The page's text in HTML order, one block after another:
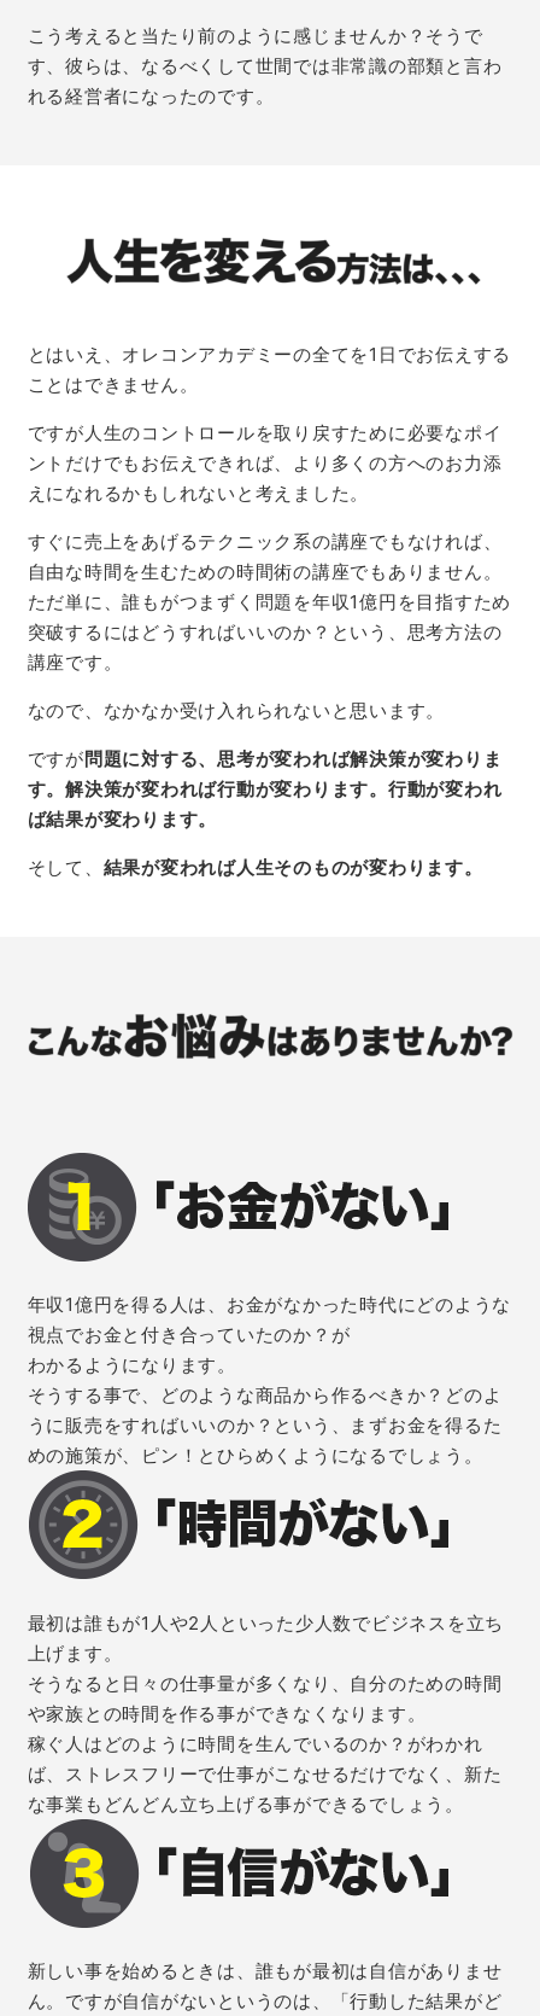
こう考えると当たり前のように感じませんか？ そうで
す、彼らは、なるべくして世間では非常識の部類と言わ
れる経営者になったのです。
とはいえ、オレコンアカデミーの全てを1日でお伝えする
ことはできません。
ですが人生のコントロールを取り戻すために必要なポイ
ントだけでもお伝えできれば、より多くの方へのお力添
えになれるかもしれないと考えました。
すぐに売上をあげるテクニック系の講座でもなければ、
自由な時間を生むための時間術の講座でもありません。
ただ単に、誰もがつまずく問題を年収1億円を目指すため
突破するにはどうすればいいのか？という、思考方法の
講座です。
なので、なかなか受け入れられないと思います。
ですが問題に対する、思考が変われば解決策が変わりま
す。解決策が変われば行動が変わります。行動が変われ
ば結果が変わります。
そして、 結果が変われば人生そのものが変わります。
年収1億円を得る人は、お金がなかった時代にどのような
視点でお金と付き合っていたのか？が
わかるようになります。
そうする事で、どのような商品から作るべきか？どのよ
うに販売をすればいいのか？という、まずお金を得るた
めの施策が、ピン！とひらめくようになるでしょう。
最初は誰もが1人や2人といった少人数でビジネスを立ち
上げます。
そうなると日々の仕事量が多くなり、自分のための時間
や家族との時間を作る事ができなくなります。
稼ぐ人はどのように時間を生んでいるのか？がわかれ
ば、ストレスフリーで仕事がこなせるだけでなく、新た
な事業もどんどん立ち上げる事ができるでしょう。
新しい事を始めるときは、誰もが最初は自信がありませ
ん。ですが自信がないというのは、「行動した結果がど